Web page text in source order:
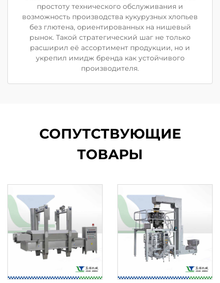
простоту технического обслуживания и
возможность производства кукурузных хлопьев
без глютена, ориентированных на нишевый
рынок. Такой стратегический шаг не только
расширил её ассортимент продукции, но и
укрепил имидж бренда как устойчивого
производителя.
СОПУТСТВУЮЩИЕ
ТОВАРЫ